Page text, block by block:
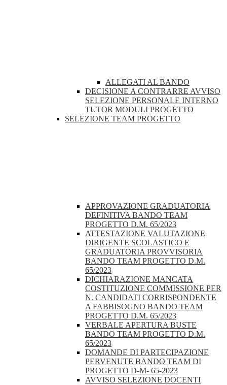
ALLEGATI AL BANDO
DECISIONE A CONTRARRE AVVISO
SELEZIONE PERSONALE INTERNO
TUTOR MODULI PROGETTO
SELEZIONE TEAM PROGETTO
APPROVAZIONE GRADUATORIA
DEFINITIVA BANDO TEAM
PROGETTO D.M. 65/2023
ATTESTAZIONE VALUTAZIONE
DIRIGENTE SCOLASTICO E
GRADUATORIA PROVVISORIA
BANDO TEAM PROGETTO D.M.
65/2023
DICHIARAZIONE MANCATA
COSTITUZIONE COMMISSIONE PER
N. CANDIDATI CORRISPONDENTE
A FABBISOGNO BANDO TEAM
PROGETTO D.M. 65/2023
VERBALE APERTURA BUSTE
BANDO TEAM PROGETTO D.M.
65/2023
DOMANDE DI PARTECIPAZIONE
PERVENUTE BANDO TEAM DI
PROGETTO D-M- 65-2023
AVVISO SELEZIONE DOCENTI